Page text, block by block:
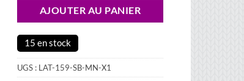
AJOUTER AU PANIER
15 en stock
UGS : LAT-159-SB-MN-X1